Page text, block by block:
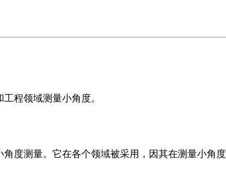
程领域测量小角度。
度测量。它在各个领域被采用，因其在测量小角